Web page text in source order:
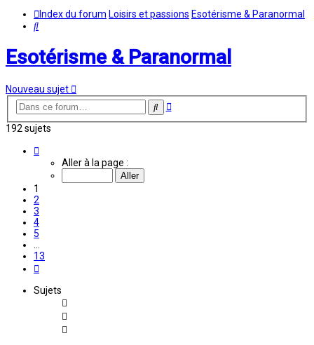
Index du forum Loisirs et passions Esotérisme & Paranormal
Rechercher
Esotérisme & Paranormal
Nouveau sujet
Rechercher
Recherche
192 sujets
Aller à la page :
1
2
3
4
5
13
Sujets